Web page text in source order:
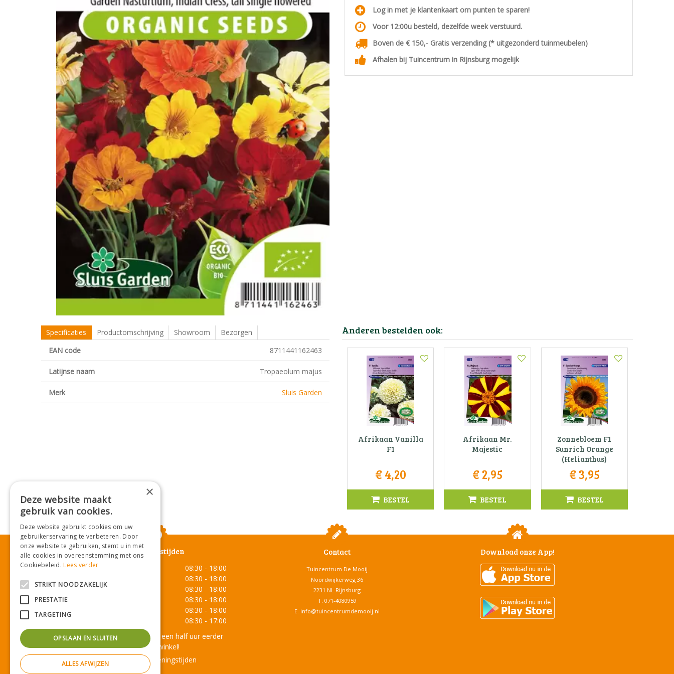
Log in met je klantenkaart om punten te sparen!
Voor 12:00u besteld, dezelfde week verstuurd.
Boven de € 150,- Gratis verzending (* uitgezonderd tuinmeubelen)
Afhalen bij Tuincentrum in Rijnsburg mogelijk
Specificaties Productomschrijving Showroom
Bezorgen
EAN code
8711441162463
Latijnse naam Tropaeolum majus
Merk Sluis Garden
Anderen bestelden ook:
Afrikaan Vanilla
F1
€ 4,20
BESTEL
Afrikaan Mr.
Majestic
€ 2,95
BESTEL
Zonnebloem F1
Sunrich Orange
(Helianthus)
€3,95
BESTEL
Openingstijden
Maandag
08:30 - 18:00
08:30 - 18:00
Woensdag
08:30 - 18:00
08:30 - 18:00
08:30 - 18:00
08:30 - 17:00
Onze lunchroom sluit een half uur eerder
dan de winkel!
Toon alle openingstijden
Contact
Tuincentrum De Mooij
Noordwijkerweg 36
2231 NL Rijnsburg
T. 071-4080959
E. info@tuincentrumdemooij.nl
Download onze App!
×
Deze website maakt
gebruik van cookies.
Deze website gebruikt cookies om uw
gebruikerservaring te verbeteren. Door
onze website te gebruiken, stemt u in met
alle cookies in overeenstemming met ons
Cookiebeleid.Lees verder
STRIKT NOODZAKELIJK
PRESTATIE
TARGETING
OPSLAAN EN SLUITEN
ALLES AFWIJZEN